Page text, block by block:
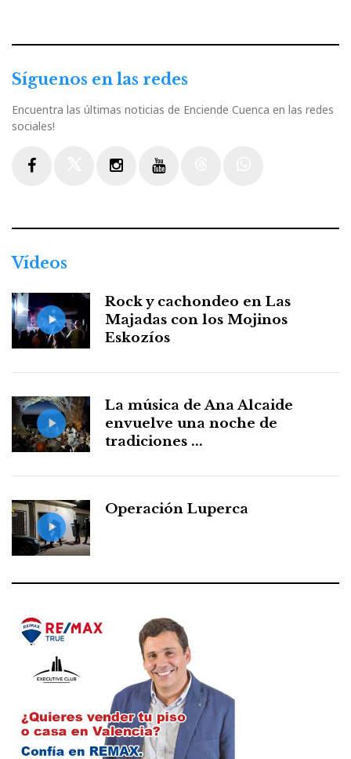
Síguenos en las redes
Encuentra las últimas noticias de Enciende Cuenca en las redes
sociales!
Vídeos
Rock y cachondeo en Las
Majadas con los Mojinos
Eskozíos
La música de Ana Alcaide
envuelve una noche de
tradiciones ...
Operación Luperca